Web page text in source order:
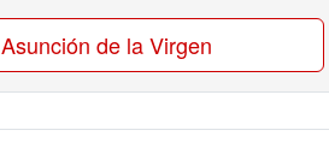
Asunción de la Virgen